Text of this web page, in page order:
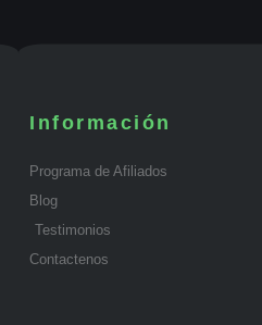
Información
Programa de Afiliados
Blog
Testimonios
Contactenos